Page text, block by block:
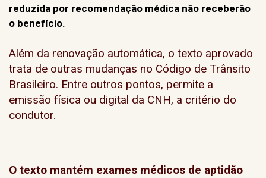
reduzida por recomendação médica não receberão
o benefício.
Além da renovação automática, o texto aprovado
trata de outras mudanças no Código de Trânsito
Brasileiro. Entre outros pontos, permite a
emissão física ou digital da CNH, a critério do
condutor.
O texto mantém exames médicos de aptidão